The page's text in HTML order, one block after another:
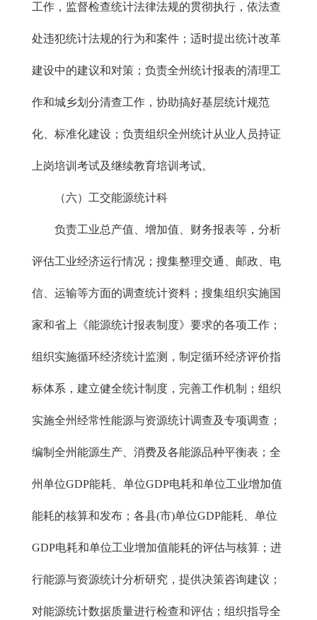
工作，监督检查统计法律法规的贯彻执行，依法查
处违犯统计法规的行为和案件；适时提出统计改革
建设中的建议和对策；负责全州统计报表的清理工
作和城乡划分清查工作，协助搞好基层统计规范
化、标准化建设；负责组织全州统计从业人员持证
上岗培训考试及继续教育培训考试。
（六）工交能源统计科
负责工业总产值、增加值、财务报表等，分析
评估工业经济运行情况；搜集整理交通、邮政、电
信、运输等方面的调查统计资料；搜集组织实施国
家和省上《能源统计报表制度》要求的各项工作；
组织实施循环经济统计监测，制定循环经济评价指
标体系，建立健全统计制度，完善工作机制；组织
实施全州经常性能源与资源统计调查及专项调查；
编制全州能源生产、消费及各能源品种平衡表；全
州单位GDP能耗、单位GDP电耗和单位工业增加值
能耗的核算和发布；各县(市)单位GDP能耗、单位
GDP电耗和单位工业增加值能耗的评估与核算；进
行能源与资源统计分析研究，提供决策咨询建议；
对能源统计数据质量进行检查和评估；组织指导全